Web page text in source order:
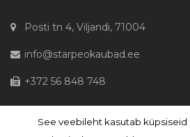
Posti tn 4, Viljandi, 71004
info@starpeokaubad.ee
+372 56 848 748
See veebileht kasutab